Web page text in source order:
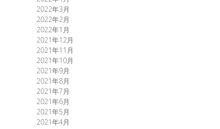
2022年3月
2022年2月
2022年1月
2021年12月
2021年11月
2021年10月
2021年9月
2021年8月
2021年7月
2021年6月
2021年5月
2021年4月